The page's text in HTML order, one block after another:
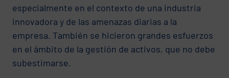
especialmente en el contexto de una industria
innovadora y de las amenazas diarias a la
empresa. También se hicieron grandes esfuerzos
en el ámbito de la gestión de activos, que no debe
subestimarse.